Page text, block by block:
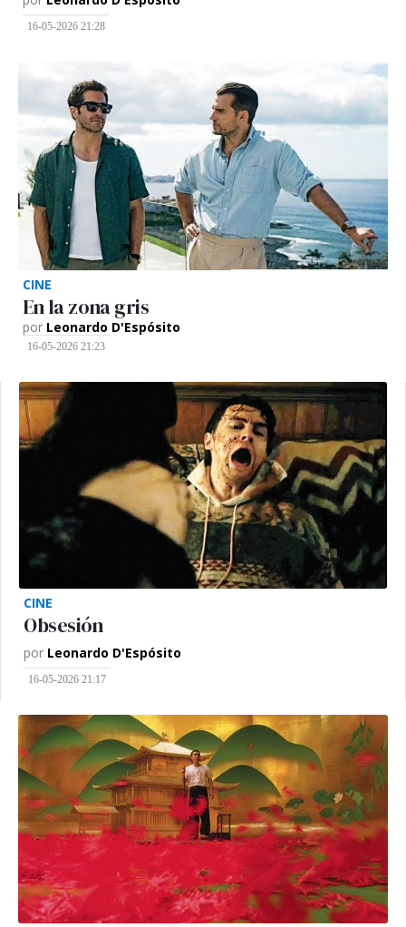
16-05-2026 21:28
CINE
En la zona gris
por Leonardo D'Espósito
16-05-2026 21:23
CINE
Obsesión
por Leonardo D'Espósito
16-05-2026 21:17